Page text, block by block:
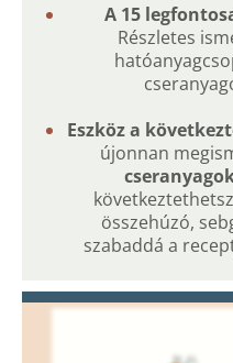
A 15
Részletes
Eszköz a
újonnan
összehúzó,
szabaddá a